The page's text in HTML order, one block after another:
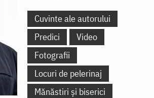
Cuvinte ale autorului
Predici
Video
Fotografii
Locuri de pelerinaj
Mănăstiri și biserici